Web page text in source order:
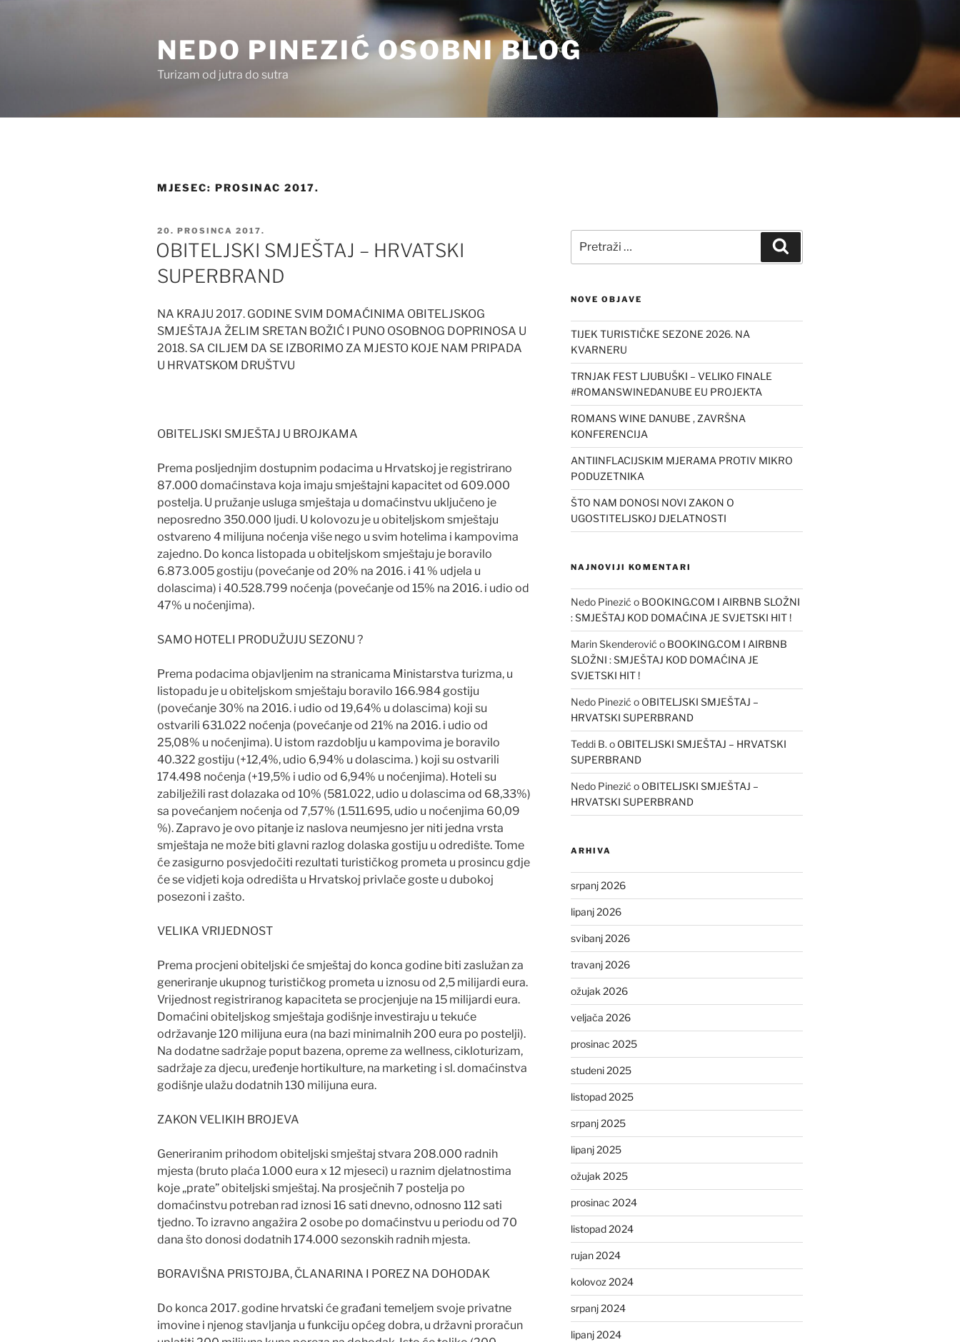
NEDO PINEZIĆ OSOBNI BLOG
Turizam od jutra do sutra
MJESEC: PROSINAC 2017.
OBJAVLJENO
20. PROSINCA 2017.
OBITELJSKI SMJEŠTAJ – HRVATSKI
SUPERBRAND
NA KRAJU 2017. GODINE SVIM DOMAĆINIMA OBITELJSKOG
SMJEŠTAJA ŽELIM SRETAN BOŽIĆ I PUNO OSOBNOG DOPRINOSA U
2018. SA CILJEM DA SE IZBORIMO ZA MJESTO KOJE NAM PRIPADA
U HRVATSKOM DRUŠTVU
OBITELJSKI SMJEŠTAJ U BROJKAMA
Prema posljednjim dostupnim podacima u Hrvatskoj je registrirano
87.000 domaćinstava koja imaju smještajni kapacitet od 609.000
postelja. U pružanje usluga smještaja u domaćinstvu uključeno je
neposredno 350.000 ljudi. U kolovozu je u obiteljskom smještaju
ostvareno 4 milijuna noćenja više nego u svim hotelima i kampovima
zajedno. Do konca listopada u obiteljskom smještaju je boravilo
6.873.005 gostiju (povećanje od 20% na 2016. i 41 % udjela u
dolascima) i 40.528.799 noćenja (povećanje od 15% na 2016. i udio od
47% u noćenjima).
SAMO HOTELI PRODUŽUJU SEZONU ?
Prema podacima objavljenim na stranicama Ministarstva turizma, u
listopadu je u obiteljskom smještaju boravilo 166.984 gostiju
(povećanje 30% na 2016. i udio od 19,64% u dolascima) koji su
ostvarili 631.022 noćenja (povećanje od 21% na 2016. i udio od
25,08% u noćenjima). U istom razdoblju u kampovima je boravilo
40.322 gostiju (+12,4%, udio 6,94% u dolascima. ) koji su ostvarili
174.498 noćenja (+19,5% i udio od 6,94% u noćenjima). Hoteli su
zabilježili rast dolazaka od 10% (581.022, udio u dolascima od 68,33%)
sa povećanjem noćenja od 7,57% (1.511.695, udio u noćenjima 60,09
%). Zapravo je ovo pitanje iz naslova neumjesno jer niti jedna vrsta
smještaja ne može biti glavni razlog dolaska gostiju u odredište. Tome
će zasigurno posvjedočiti rezultati turističkog prometa u prosincu gdje
će se vidjeti koja odredišta u Hrvatskoj privlače goste u dubokoj
posezoni i zašto.
VELIKA VRIJEDNOST
Prema procjeni obiteljski će smještaj do konca godine biti zaslužan za
generiranje ukupnog turističkog prometa u iznosu od 2,5 milijardi eura.
Vrijednost registriranog kapaciteta se procjenjuje na 15 milijardi eura.
Domaćini obiteljskog smještaja godišnje investiraju u tekuće
održavanje 120 milijuna eura (na bazi minimalnih 200 eura po postelji).
Na dodatne sadržaje poput bazena, opreme za wellness, cikloturizam,
sadržaje za djecu, uređenje hortikulture, na marketing i sl. domaćinstva
godišnje ulažu dodatnih 130 milijuna eura.
ZAKON VELIKIH BROJEVA
Generiranim prihodom obiteljski smještaj stvara 208.000 radnih
mjesta (bruto plaća 1.000 eura x 12 mjeseci) u raznim djelatnostima
koje „prate” obiteljski smještaj. Na prosječnih 7 postelja po
domaćinstvu potreban rad iznosi 16 sati dnevno, odnosno 112 sati
tjedno. To izravno angažira 2 osobe po domaćinstvu u periodu od 70
dana što donosi dodatnih 174.000 sezonskih radnih mjesta.
BORAVIŠNA PRISTOJBA, ČLANARINA I POREZ NA DOHODAK
Do konca 2017. godine hrvatski će građani temeljem svoje privatne
imovine i njenog stavljanja u funkciju općeg dobra, u državni proračun
NOVE OBJAVE
TIJEK TURISTIČKE SEZONE 2026. NA
KVARNERU
TRNJAK FEST LJUBUŠKI – VELIKO FINALE
#ROMANSWINEDANUBE EU PROJEKTA
ROMANS WINE DANUBE , ZAVRŠNA
KONFERENCIJA
ANTIINFLACIJSKIM MJERAMA PROTIV MIKRO
PODUZETNIKA
ŠTO NAM DONOSI NOVI ZAKON O
UGOSTITELJSKOJ DJELATNOSTI
NAJNOVIJI KOMENTARI
Nedo Pinezić o BOOKING.COM I AIRBNB SLOŽNI
: SMJEŠTAJ KOD DOMAĆINA JE SVJETSKI HIT !
Marin Skenderović o BOOKING.COM I AIRBNB
SLOŽNI : SMJEŠTAJ KOD DOMAĆINA JE
SVJETSKI HIT !
Nedo Pinezić o OBITELJSKI SMJEŠTAJ –
HRVATSKI SUPERBRAND
Teddi B. o OBITELJSKI SMJEŠTAJ – HRVATSKI
SUPERBRAND
Nedo Pinezić o OBITELJSKI SMJEŠTAJ –
HRVATSKI SUPERBRAND
ARHIVA
srpanj 2026
lipanj 2026
svibanj 2026
travanj 2026
ožujak 2026
veljača 2026
prosinac 2025
studeni 2025
listopad 2025
srpanj 2025
lipanj 2025
ožujak 2025
prosinac 2024
listopad 2024
rujan 2024
kolovoz 2024
srpanj 2024
lipanj 2024